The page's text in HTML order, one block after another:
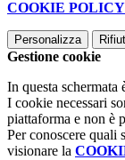
COOKIE POLICY
Personalizza
Gestione cookie
In questa schermata
I cookie necessari
piattaforma e non è
Per conoscere quali
visionare la